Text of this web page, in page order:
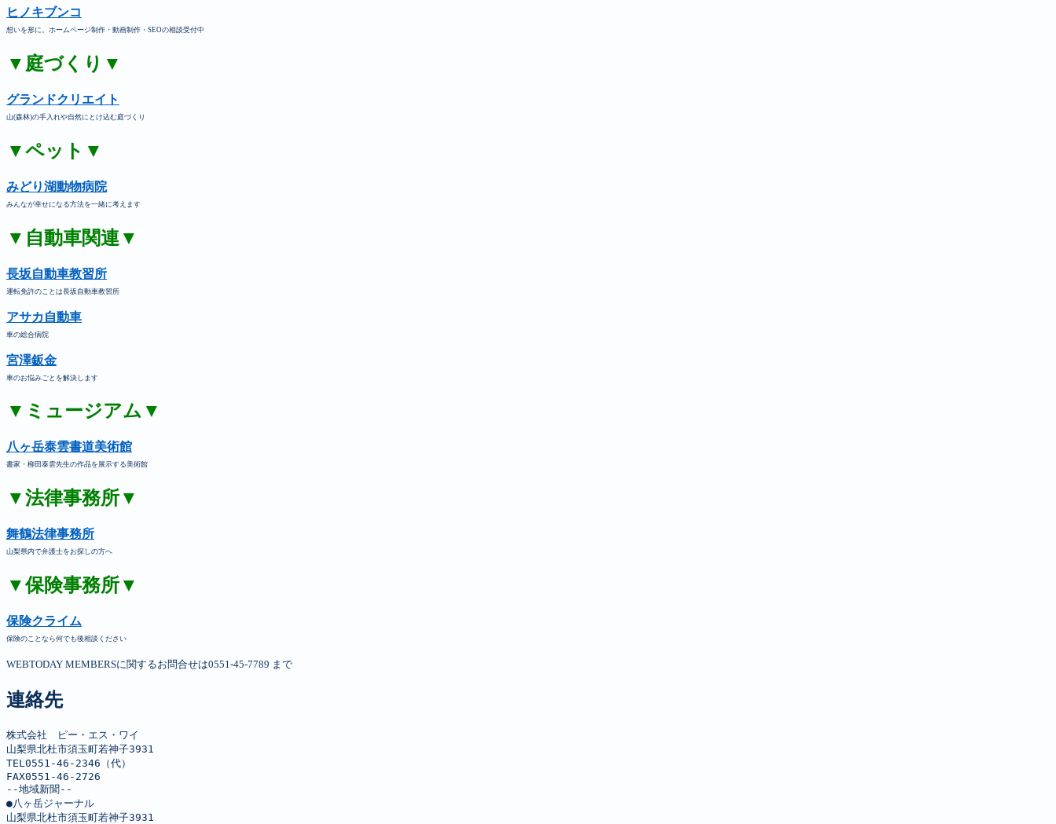
ヒノキブンコ
想いを形に。ホームページ制作・動画制作・SEOの相談受付中
▼庭づくり▼
グランドクリエイト
山(森林)の手入れや自然にとけ込む庭づくり
▼ペット▼
みどり湖動物病院
みんなが幸せになる方法を一緒に考えます
▼自動車関連▼
長坂自動車教習所
運転免許のことは長坂自動車教習所
アサカ自動車
車の総合病院
宮澤鈑金
車のお悩みごとを解決します
▼ミュージアム▼
八ヶ岳泰雲書道美術館
書家・柳田泰雲先生の作品を展示する美術館
▼法律事務所▼
舞鶴法律事務所
山梨県内で弁護士をお探しの方へ
▼保険事務所▼
保険クライム
保険のことなら何でも後相談ください
WEBTODAY MEMBERSに関するお問合せは0551-45-7789 まで
連絡先
株式会社　ピー・エス・ワイ
山梨県北杜市須玉町若神子3931
TEL0551-46-2346（代）
FAX0551-46-2726
--地域新聞--
●八ヶ岳ジャーナル
山梨県北杜市須玉町若神子3931